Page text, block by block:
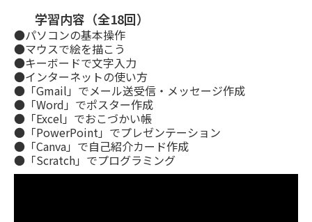
学習内容（全18回）
●パソコンの基本操作
●マウスで絵を描こう
●キーボードで文字入力
●インターネットの使い方
●「Gmail」でメール送受信・メッセージ作成
●「Word」でポスター作成
●「Excel」でおこづかい帳
●「PowerPoint」でプレゼンテーション
●「Canva」で自己紹介カード作成
●「Scratch」でプログラミング